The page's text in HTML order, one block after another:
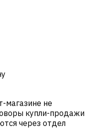
магазине не
купли-продажи
через отдел